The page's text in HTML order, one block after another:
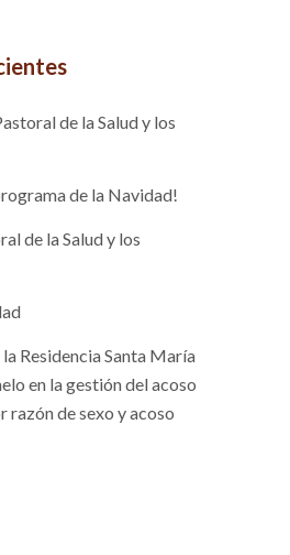
de la Salud y los
de la Navidad!
de la Salud y los
Residencia Santa María
en la gestión del acoso
razón de sexo y acoso